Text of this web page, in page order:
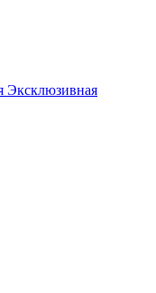
Эксклюзивная